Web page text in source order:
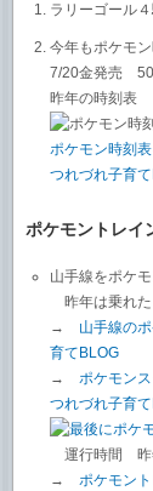
ラリーゴール
今年もポケモ
7/20金発売
昨年の時刻表
ポケモン時刻
つれづれ子育
ポケモントレイ
山手線をポケ
昨年は乗れ
→ 山手線の
育てBLOG
→ ポケモン
つれづれ子育
運行時間 昨
→ ポケモン